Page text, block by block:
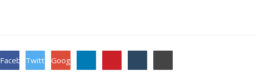
FacebookTwitterGoogle